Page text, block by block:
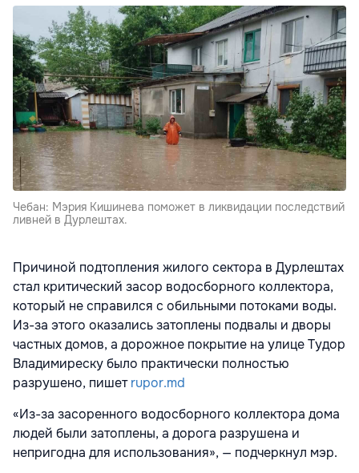
Чебан: Мэрия Кишинева поможет в ликвидации последствий
ливней в Дурлештах.
Причиной подтопления жилого сектора в Дурлештах
стал критический засор водосборного коллектора,
который не справился с обильными потоками воды.
Из-за этого оказались затоплены подвалы и дворы
частных домов, а дорожное покрытие на улице Тудор
Владимиреску было практически полностью
разрушено, пишетrupor.md
«Из-за засоренного водосборного коллектора дома
людей были затоплены, а дорога разрушена и
непригодна для использования», — подчеркнул мэр.